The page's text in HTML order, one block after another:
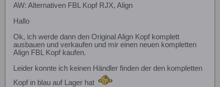
AW: Alternativen FBL Kopf RJX, Align
Hallo
Ok, ich werde dann den Original Align Kopf komplett
ausbauen und verkaufen und mir einen neuen kompletten
Align FBL Kopf kaufen.
Leider konnte ich keinen Händler finden der den kompletten
Kopf in blau auf Lager hat